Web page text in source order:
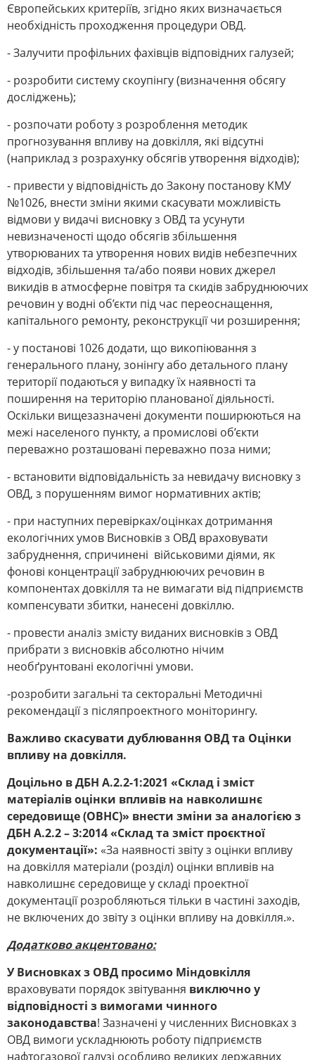
Європейських критеріїв, згідно яких визначається
необхідність проходження процедури ОВД.
- Залучити профільних фахівців відповідних галузей;
- розробити систему скоупінгу (визначення обсягу
досліджень);
- розпочати роботу з розроблення методик
прогнозування впливу на довкілля, які відсутні
(наприклад з розрахунку обсягів утворення відходів);
- привести у відповідність до Закону постанову КМУ
№1026, внести зміни якими скасувати можливість
відмови у видачі висновку з ОВД та усунути
невизначеності щодо обсягів збільшення
утворюваних та утворення нових видів небезпечних
відходів, збільшення та/або появи нових джерел
викидів в атмосферне повітря та скидів забруднюючих
речовин у водні об’єкти під час переоснащення,
капітального ремонту, реконструкції чи розширення;
- у постанові 1026 додати, що викопіювання з
генерального плану, зонінгу або детального плану
території подаються у випадку їх наявності та
поширення на територію планованої діяльності.
Оскільки вищезазначені документи поширюються на
межі населеного пункту, а промислові об’єкти
переважно розташовані переважно поза ними;
- встановити відповідальність за невидачу висновку з
ОВД, з порушенням вимог нормативних актів;
- при наступних перевірках/оцінках дотримання
екологічних умов Висновків з ОВД враховувати
забруднення, спричинені військовими діями, як
фонові концентрації забруднюючих речовин в
компонентах довкілля та не вимагати від підприємств
компенсувати збитки, нанесені довкіллю.
- провести аналіз змісту виданих висновків з ОВД
прибрати з висновків абсолютно нічим
необґрунтовані екологічні умови.
-розробити загальні та секторальні Методичні
рекомендації з післяпроектного моніторингу.
Важливо скасувати дублювання ОВД та Оцінки
впливу на довкілля.
Доцільно в ДБН А.2.2-1:2021 «Склад і зміст
матеріалів оцінки впливів на навколишнє
середовище (ОВНС)» внести зміни за аналогією з
ДБН А.2.2 – 3:2014 «Склад та зміст проєктної
документації»: «За наявності звіту з оцінки впливу
на довкілля матеріали (розділ) оцінки впливів на
навколишнє середовище у складі проектної
документації розробляються тільки в частині заходів,
не включених до звіту з оцінки впливу на довкілля.».
Додатково акцентовано:
У Висновках з ОВД просимо Міндовкілля
враховувати порядок звітування виключно у
відповідності з вимогами чинного
законодавства! Зазначені у численних Висновках з
ОВД вимоги ускладнюють роботу підприємств
нафтогазової галузі особливо великих державних